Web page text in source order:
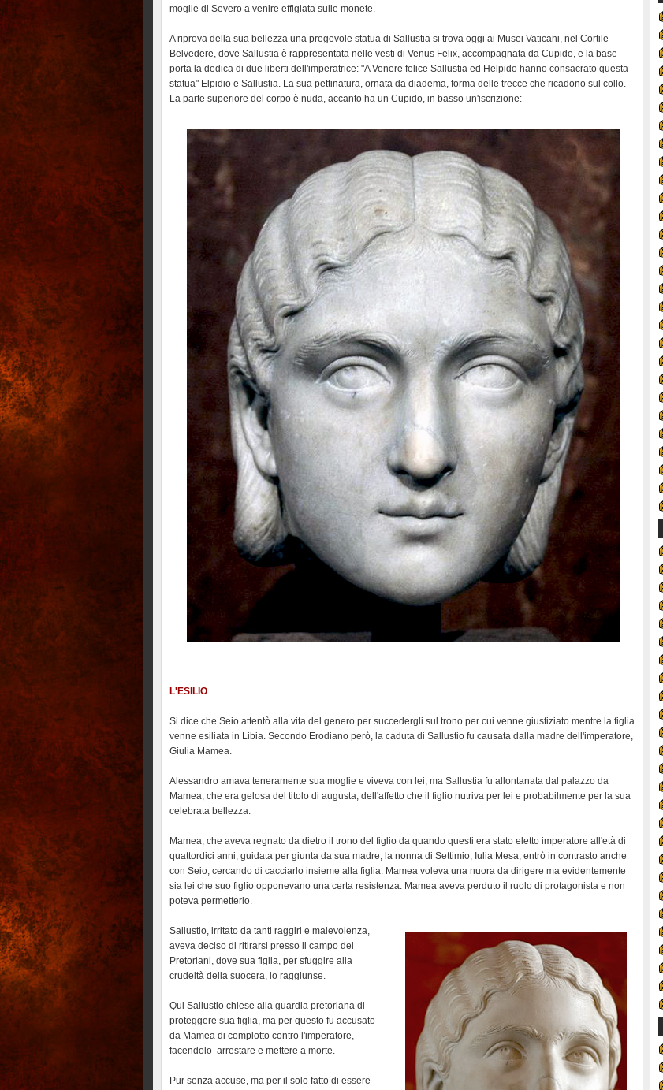
moglie di Severo a venire effigiata sulle monete.
A riprova della sua bellezza una pregevole statua di Sallustia si trova oggi ai Musei Vaticani, nel Cortile
Belvedere, dove Sallustia è rappresentata nelle vesti di Venus Felix, accompagnata da Cupido, e la base
porta la dedica di due liberti dell'imperatrice: "A Venere felice Sallustia ed Helpido hanno consacrato questa
statua" Elpidio e Sallustia. La sua pettinatura, ornata da diadema, forma delle trecce che ricadono sul collo.
La parte superiore del corpo è nuda, accanto ha un Cupido, in basso un'iscrizione:
L'ESILIO
Si dice che Seio attentò alla vita del genero per succedergli sul trono per cui venne giustiziato mentre la figlia
venne esiliata in Libia. Secondo Erodiano però, la caduta di Sallustio fu causata dalla madre dell'imperatore,
Giulia Mamea.
Alessandro amava teneramente sua moglie e viveva con lei, ma Sallustia fu allontanata dal palazzo da
Mamea, che era gelosa del titolo di augusta, dell'affetto che il figlio nutriva per lei e probabilmente per la sua
celebrata bellezza.
Mamea, che aveva regnato da dietro il trono del figlio da quando questi era stato eletto imperatore all'età di
quattordici anni, guidata per giunta da sua madre, la nonna di Settimio, Iulia Mesa, entrò in contrasto anche
con Seio, cercando di cacciarlo insieme alla figlia. Mamea voleva una nuora da dirigere ma evidentemente
sia lei che suo figlio opponevano una certa resistenza. Mamea aveva perduto il ruolo di protagonista e non
poteva permetterlo.
Sallustio, irritato da tanti raggiri e malevolenza,
aveva deciso di ritirarsi presso il campo dei
Pretoriani, dove sua figlia, per sfuggire alla
crudeltà della suocera, lo raggiunse.
Qui Sallustio chiese alla guardia pretoriana di
proteggere sua figlia, ma per questo fu accusato
da Mamea di complotto contro l'imperatore,
facendolo arrestare e mettere a morte.
Pur senza accuse, ma per il solo fatto di essere